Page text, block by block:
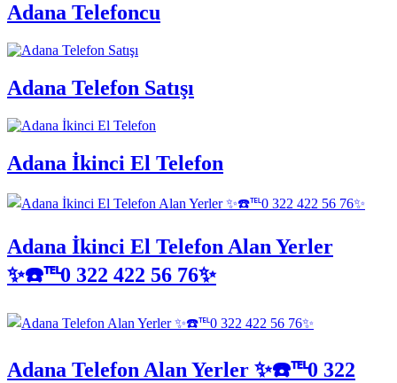
Adana Telefoncu
Adana Telefon Satışı
Adana İkinci El Telefon
Adana İkinci El Telefon Alan Yerler
✨☎️℡0 322 422 56 76✨
Adana Telefon Alan Yerler ✨☎️℡0 322